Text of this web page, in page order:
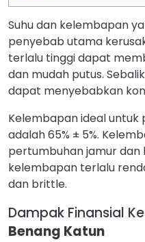
Suhu dan kelembapan
penyebab utama
terlalu tinggi dapat
dan mudah putus.
dapat menyebabkan
Kelembapan ideal
adalah 65% ± 5%.
pertumbuhan jamur dan
kelembapan terlalu
dan brittle.
Dampak Finansial
Benang Katun